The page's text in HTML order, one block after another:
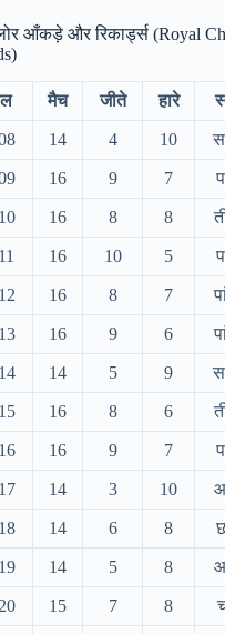
आँकड़े और रिकार्ड्स (Royal
मैच जीते हारे
14 4 10
16 9 7
16 8 8
16 10 5
16 8 7
16 9 6
14 5 9
16 8 6
16 9 7
14 3 10
14 6 8
14 5 8
15 7 8